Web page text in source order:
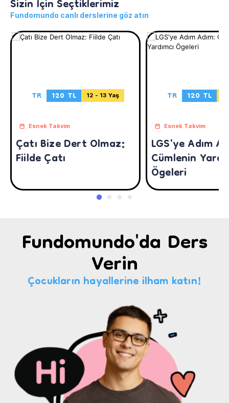
Sizin İçin Seçtiklerimiz
Fundomundo canlı derslerine göz atın
TR 120 TL 12 - 13 Yaş
Esnek Takvim
Çatı Bize Dert Olmaz:
Fiilde Çatı
TR 120 TL
Esnek Takvim
LGS'ye Adım
Cümlenin
Ögeleri
Fundomundo'da Ders
Verin
Çocukların hayallerine ilham katın!